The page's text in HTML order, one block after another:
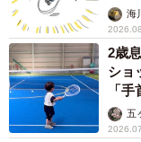
でい海
2歳
ショ
「
五